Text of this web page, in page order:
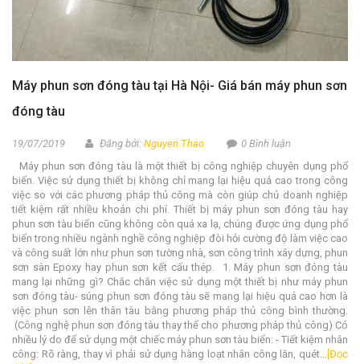
Máy phun sơn đóng tàu tại Hà Nội- Giá bán máy phun sơn
đóng tàu
19/07/2019 Đăng bởi: Nguyen Thao
0 Bình luận
Máy phun sơn đóng tàu là một thiết bị công nghiệp chuyên dụng phổ
biến. Việc sử dụng thiết bị không chỉ mang lại hiệu quả cao trong công
việc so với các phương pháp thủ công mà còn giúp chủ doanh nghiệp
tiết kiệm rất nhiều khoản chi phí. Thiết bị máy phun sơn đóng tàu hay
phun sơn tàu biển cũng không còn quá xa lạ, chúng được ứng dụng phổ
biến trong nhiều ngành nghề công nghiệp đòi hỏi cường độ làm việc cao
và công suất lớn như phun sơn tường nhà, sơn công trình xây dựng, phun
sơn sàn Epoxy hay phun sơn kết cấu thép. 1. Máy phun sơn đóng tàu
mang lại những gì? Chắc chắn việc sử dụng một thiết bị như máy phun
sơn đóng tàu- súng phun sơn đóng tàu sẽ mang lại hiệu quả cao hơn là
việc phun sơn lên thân tàu bằng phương pháp thủ công bình thường.
(Công nghệ phun sơn đóng tàu thay thế cho phương pháp thủ công) Có
nhiều lý do để sử dụng một chiếc máy phun sơn tàu biển: - Tiết kiệm nhân
công: Rõ ràng, thay vì phải sử dụng hàng loạt nhân công lăn, quét... [Đọc